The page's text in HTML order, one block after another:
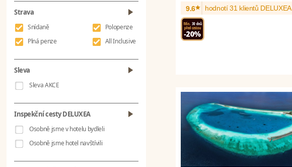
Strava
Snídaně
Plná penze
Polopenze
All Inclusive
Sleva
Sleva AKCE
Inspekční cesty DELUXEA
Osobně jsme v hotelu bydleli
Osobně jsme hotel navštívili
9.6* hodnotí 31 klientů DELUXEA